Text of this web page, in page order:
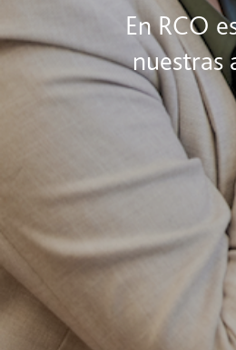
En RCO
nuestras